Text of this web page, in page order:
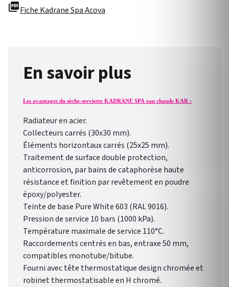
picture_as_pdfFiche Kadrane Spa Acova
En savoir plus
Les avantages du sèche-serviette KADRANE SPA eau chaude KAR :
Radiateur en acier.
Collecteurs carrés (30x30 mm).
Éléments horizontaux carrés (25x25 mm).
Traitement de surface double protection,
anticorrosion, par bains de cataphorèse haute
résistance et finition par revêtement en poudre
époxy/polyester.
Teinte de base Pure White 603 (RAL 9016).
Pression de service 10 bars (1000 kPa).
Température maximale de service 110°C.
Raccordements centrés en bas, entraxe 50 mm,
compatibles monotube/bitube.
Fourni avec tête thermostatique design chromée et
robinet thermostatisable en H chromé.